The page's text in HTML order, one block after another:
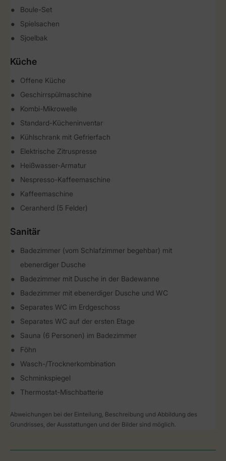
Boule-Set
Spielsachen
Sjoelbak
Küche
Offene Küche
Geschirrspülmaschine
Kombi-Mikrowelle
Standard-Kücheninventar
Kühlschrank mit Gefrierfach
Elektrische Zitruspresse
Heißwasser-Armatur
Nespresso-Kaffeemaschine
Kaffeemaschine
Ceranherd (5 Felder)
Sanitär
Badezimmer (vom Schlafzimmer begehbar) mit
ebenerdiger Dusche
Badezimmer mit Dusche in der Badewanne
Badezimmer mit ebenerdiger Dusche und WC
Separates WC im Erdgeschoss
Separates WC auf der ersten Etage
Sauna (6 Personen) im Badezimmer
Föhn
Wasch-/Trocknerkombination
Schminkspiegel
Thermostat-Mischbatterie
Abweichungen bei der Einteilung, Beschreibung und Abbildung des
Grundrisses, der Ausstattungen und der Bilder sind möglich.